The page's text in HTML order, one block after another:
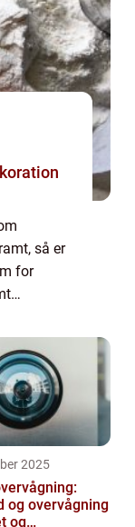
så er
for
2025
og overvågning
og